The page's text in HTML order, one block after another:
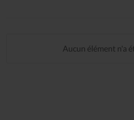
Aucun élément n'a